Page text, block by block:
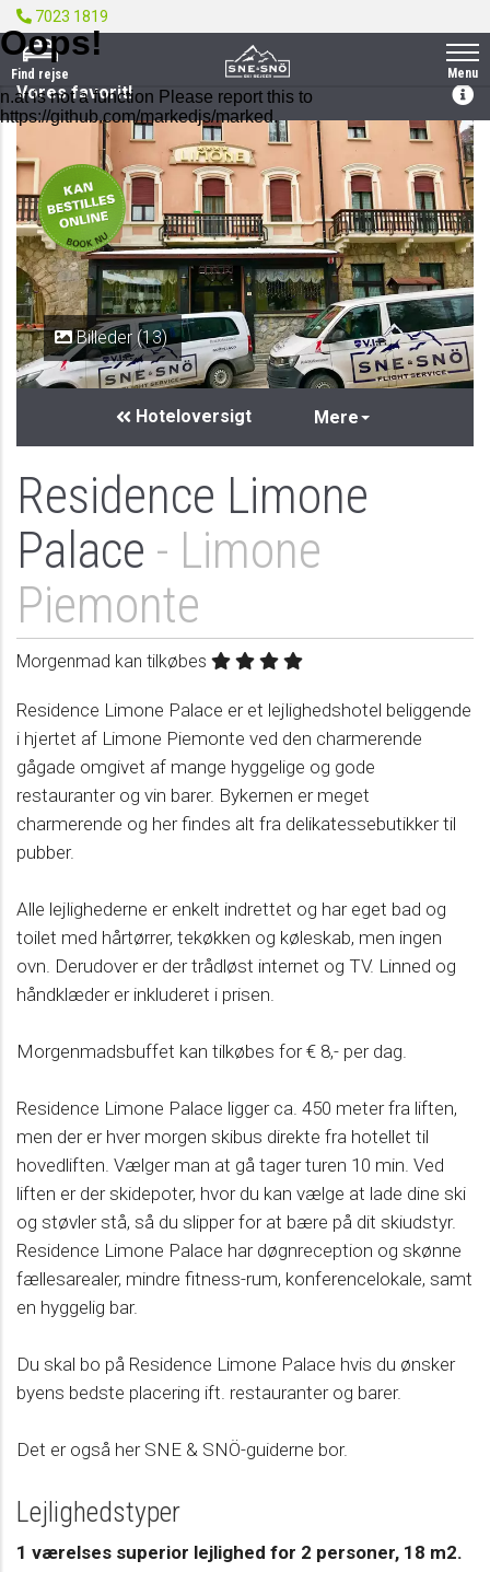
Vores favorit!
Billeder (13)
PRIVAT
Hoteloversigt Mere
Residence Limone
Palace - Limone
Piemonte
Morgenmad kan tilkøbes
Residence Limone Palace er et lejlighedshotel beliggende
i hjertet af Limone Piemonte ved den charmerende
gågade omgivet af mange hyggelige og gode
restauranter og vin barer. Bykernen er meget
charmerende og her findes alt fra delikatessebutikker til
pubber.
Alle lejlighederne er enkelt indrettet og har eget bad og
toilet med hårtørrer, tekøkken og køleskab, men ingen
ovn. Derudover er der trådløst internet og TV. Linned og
håndklæder er inkluderet i prisen.
Morgenmadsbuffet kan tilkøbes for € 8,- per dag.
Residence Limone Palace ligger ca. 450 meter fra liften,
men der er hver morgen skibus direkte fra hotellet til
hovedliften. Vælger man at gå tager turen 10 min. Ved
liften er der skidepoter, hvor du kan vælge at lade dine ski
og støvler stå, så du slipper for at bære på dit skiudstyr.
Residence Limone Palace har døgnreception og skønne
fællesarealer, mindre fitness-rum, konferencelokale, samt
en hyggelig bar.
Du skal bo på Residence Limone Palace hvis du ønsker
byens bedste placering ift. restauranter og barer.
Det er også her SNE & SNÖ-guiderne bor.
Lejlighedstyper
1 værelses superior lejlighed for 2 personer, 18 m2.
7023 1819
Menu
Find rejse